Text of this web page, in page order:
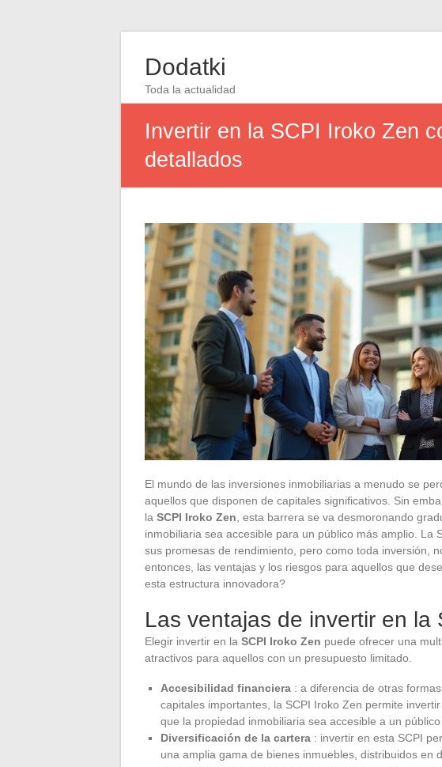
Dodatki
Toda la actualidad
Invertir en la SCPI Iroko Zen
detallados
El mundo de las inversiones inmobiliarias a menudo se
aquellos que disponen de capitales significativos. Sin
la SCPI Iroko Zen , esta barrera se va desmoronando
inmobiliaria sea accesible para un público más amplio. La
sus promesas de rendimiento, pero como toda inversión,
entonces, las ventajas y los riesgos para aquellos que
esta estructura innovadora?
Las ventajas de invertir en la
Elegir invertir en la SCPI Iroko Zen puede ofrecer una
atractivos para aquellos con un presupuesto limitado.
Accesibilidad financiera : a diferencia de otras
capitales importantes, la SCPI Iroko Zen permite
que la propiedad inmobiliaria sea accesible a un público
Diversificación de la cartera : invertir en esta SCPI
una amplia gama de bienes inmuebles, distribuidos en